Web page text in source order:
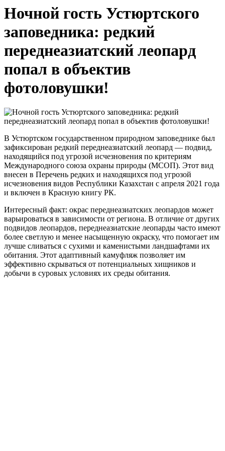
Ночной гость Устюртского
заповедника: редкий
переднеазиатский леопард
попал в объектив
фотоловушки!
В Устюртском государственном природном заповеднике был
зафиксирован редкий переднеазиатский леопард — подвид,
находящийся под угрозой исчезновения по критериям
Международного союза охраны природы (МСОП). Этот вид
внесен в Перечень редких и находящихся под угрозой
исчезновения видов Республики Казахстан с апреля 2021 года
и включен в Красную книгу РК.
Интересный факт: окрас переднеазиатских леопардов может
варьироваться в зависимости от региона. В отличие от других
подвидов леопардов, переднеазиатские леопарды часто имеют
более светлую и менее насыщенную окраску, что помогает им
лучше сливаться с сухими и каменистыми ландшафтами их
обитания. Этот адаптивный камуфляж позволяет им
эффективно скрываться от потенциальных хищников и
добычи в суровых условиях их среды обитания.